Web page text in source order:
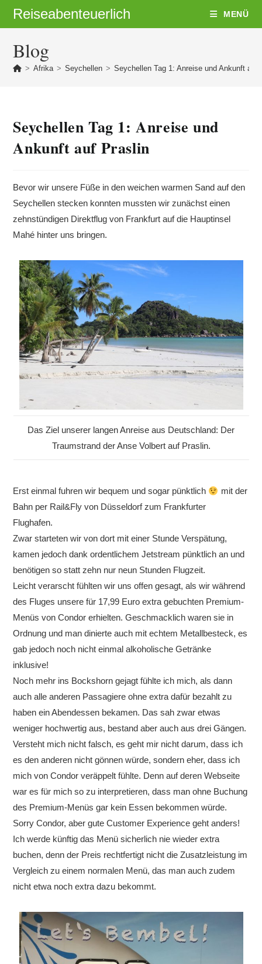
InhaltReiseabenteuerlich MENÜ
Blog
> Afrika > Seychellen > Seychellen Tag 1: Anreise und Ankunft auf
Seychellen Tag 1: Anreise und
Ankunft auf Praslin
Bevor wir unsere Füße in den weichen warmen Sand auf den
Seychellen stecken konnten mussten wir zunächst einen
zehnstündigen Direktflug von Frankfurt auf die Hauptinsel
Mahé hinter uns bringen.
Das Ziel unserer langen Anreise aus Deutschland: Der
Traumstrand der Anse Volbert auf Praslin.
Erst einmal fuhren wir bequem und sogar pünktlich
mit der
Bahn per Rail&Fly von Düsseldorf zum Frankfurter
Flughafen.
Zwar starteten wir von dort mit einer Stunde Verspätung,
kamen jedoch dank ordentlichem Jetstream pünktlich an und
benötigen so statt zehn nur neun Stunden Flugzeit.
Leicht verarscht fühlten wir uns offen gesagt, als wir während
des Fluges unsere für 17,99 Euro extra gebuchten Premium-
Menüs von Condor erhielten. Geschmacklich waren sie in
Ordnung und man dinierte auch mit echtem Metallbesteck, es
gab jedoch noch nicht einmal alkoholische Getränke
inklusive!
Noch mehr ins Bockshorn gejagt fühlte ich mich, als dann
auch alle anderen Passagiere ohne extra dafür bezahlt zu
haben ein Abendessen bekamen. Das sah zwar etwas
weniger hochwertig aus, bestand aber auch aus drei Gängen.
Versteht mich nicht falsch, es geht mir nicht darum, dass ich
es den anderen nicht gönnen würde, sondern eher, dass ich
mich von Condor veräppelt fühlte. Denn auf deren Webseite
war es für mich so zu interpretieren, dass man ohne Buchung
des Premium-Menüs gar kein Essen bekommen würde.
Sorry Condor, aber gute Customer Experience geht anders!
Ich werde künftig das Menü sicherlich nie wieder extra
buchen, denn der Preis rechtfertigt nicht die Zusatzleistung im
Vergleich zu einem normalen Menü, das man auch zudem
nicht etwa noch extra dazu bekommt.